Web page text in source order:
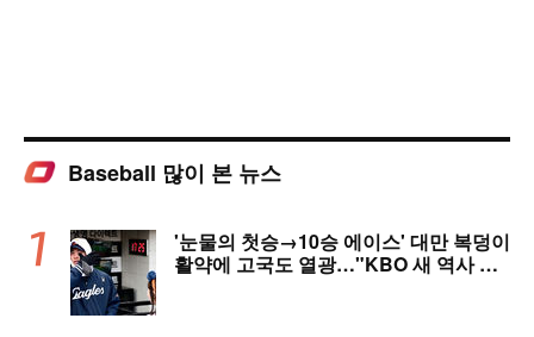
Baseball 많이 본 뉴스
'눈물의 첫승→10승 에이스' 대만 복덩이
활약에 고국도 열광…"KBO 새 역사 썼